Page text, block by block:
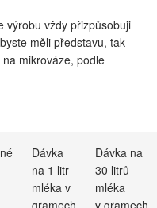
výrobu vždy přizpůsobuji
měli představu, tak
mikrováze, podle
Dávka
na 1 litr
mléka v
gramech
Dávka na
30 litrů
mléka
v gramech